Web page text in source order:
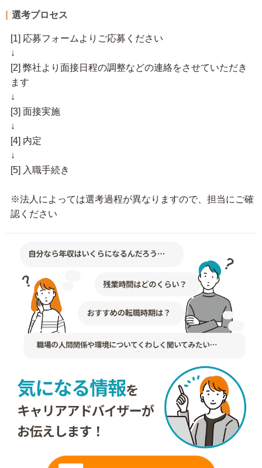
選考プロセス
[1] 応募フォームよりご応募ください
↓
[2] 弊社より面接日程の調整などの連絡をさせていただき
ます
↓
[3] 面接実施
↓
[4] 内定
↓
[5] 入職手続き
※法人によっては選考過程が異なりますので、担当にご確
認ください